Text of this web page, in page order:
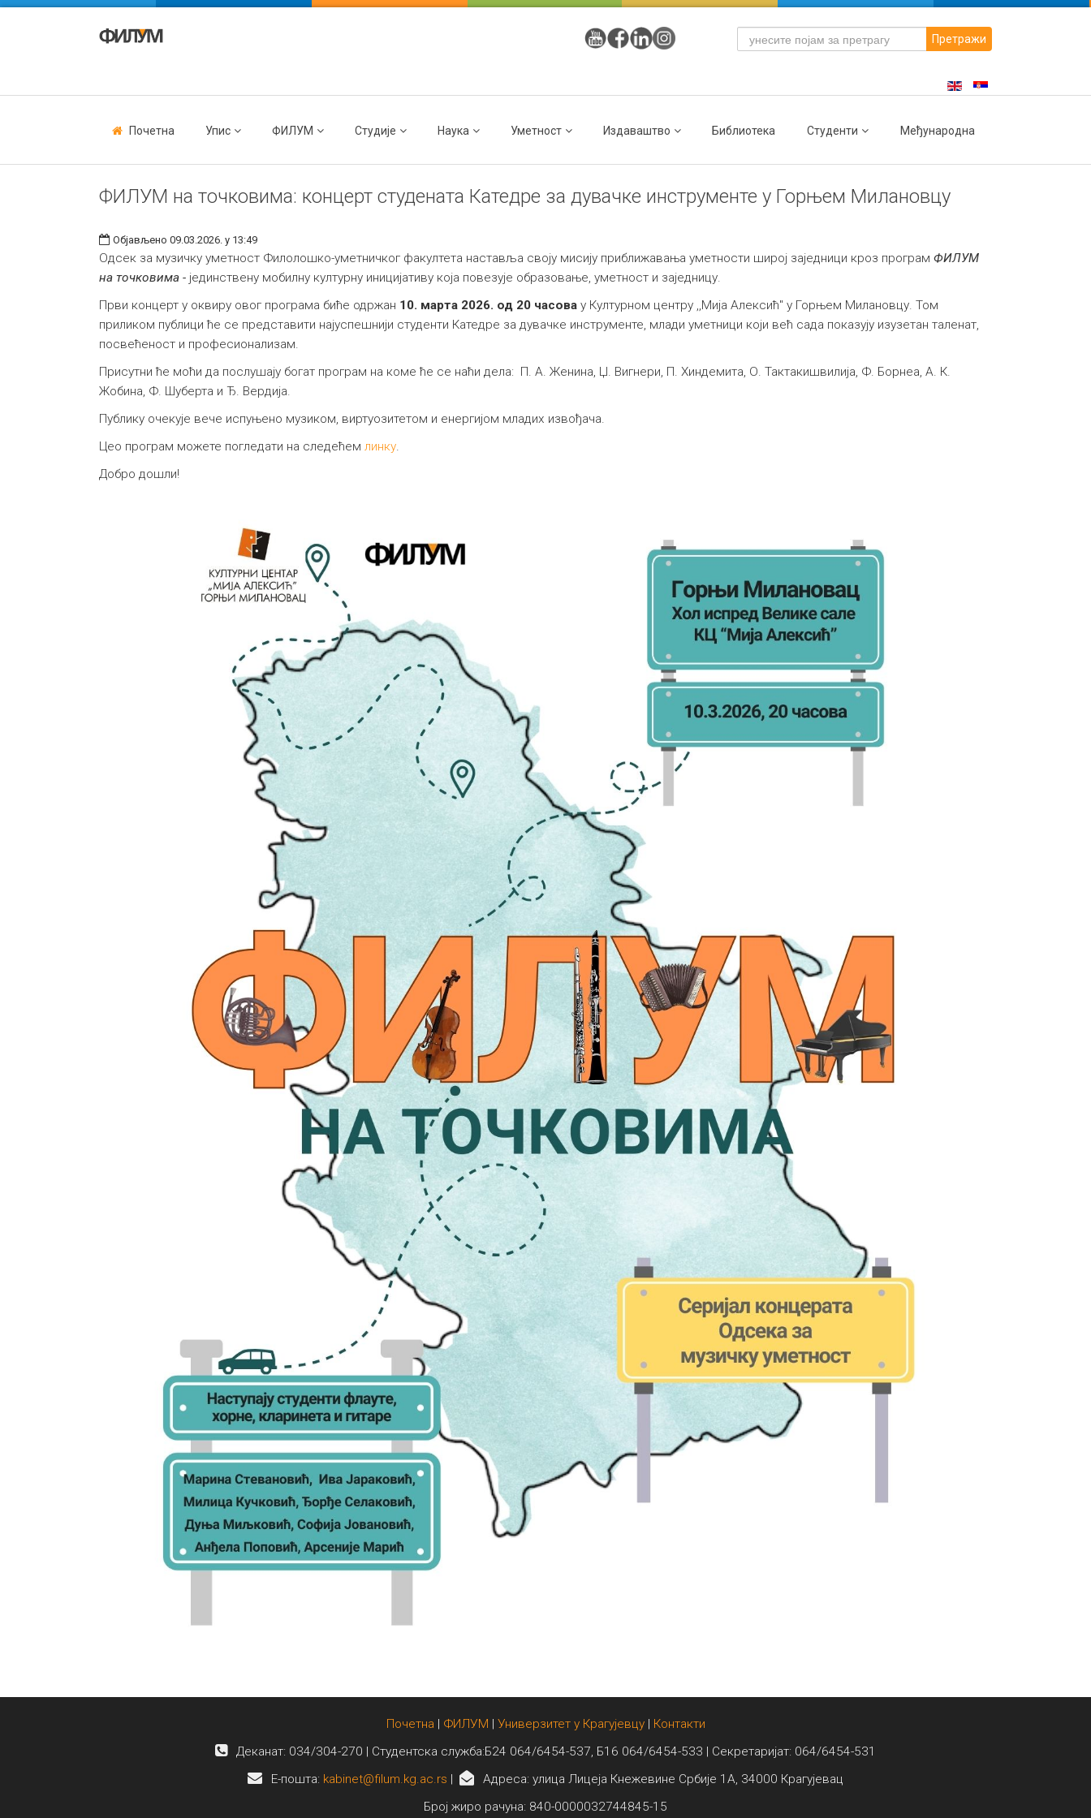
Претражи
Почетна Упис ФИЛУМ Студије Наука Уметност Издаваштво Библиотека Студенти Међународна
ФИЛУМ на точковима: концерт студената Катедре за дувачке инструменте у Горњем Милановцу
Објављено 09.03.2026. у 13:49
Одсек за музичку уметност Филолошко-уметничког факултета наставља своју мисију приближавања уметности широј заједници кроз програм ФИЛУМ
на точковима - јединствену мобилну културну иницијативу која повезује образовање, уметност и заједницу.
Први концерт у оквиру овог програма биће одржан 10. марта 2026. од 20 часова у Културном центру ,,Мија Алексић" у Горњем Милановцу. Том
приликом публици ће се представити најуспешнији студенти Катедре за дувачке инструменте, млади уметници који већ сада показују изузетан таленат,
посвећеност и професионализам.
Присутни ће моћи да послушају богат програм на коме ће се наћи дела: П. А. Женина, Џ. Вигнери, П. Хиндемита, О. Тактакишвилија, Ф. Борнеа, А. К.
Жобина, Ф. Шуберта и Ђ. Вердија.
Публику очекује вече испуњено музиком, виртуозитетом и енергијом младих извођача.
Цео програм можете погледати на следећем линку.
Добро дошли!
Почетна | ФИЛУМ | Универзитет у Крагујевцу| Контакти
Деканат: 034/304-270 | Студентска служба:Б24 064/6454-537, Б16 064/6454-533 | Секретаријат: 064/6454-531
E-пошта: kabinet@filum.kg.ac.rs |
Адреса: улица Лицеја Кнежевине Србије 1А, 34000 Крагујевац
Број жиро рачуна: 840-0000032744845-15